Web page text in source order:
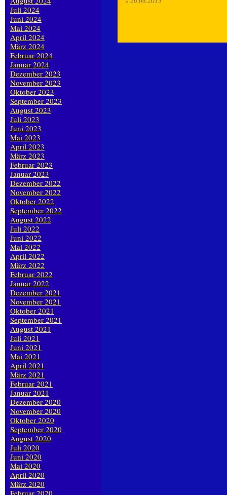
Juli 2024
Juni 2024
Mai 2024
April 2024
März 2024
Februar 2024
Januar 2024
Dezember 2023
November 2023
Oktober 2023
September 2023
August 2023
Juli 2023
Juni 2023
Mai 2023
April 2023
März 2023
Februar 2023
Januar 2023
Dezember 2022
November 2022
Oktober 2022
September 2022
August 2022
Juli 2022
Juni 2022
Mai 2022
April 2022
März 2022
Februar 2022
Januar 2022
Dezember 2021
November 2021
Oktober 2021
September 2021
August 2021
Juli 2021
Juni 2021
Mai 2021
April 2021
März 2021
Februar 2021
Januar 2021
Dezember 2020
November 2020
Oktober 2020
September 2020
August 2020
Juli 2020
Juni 2020
Mai 2020
April 2020
März 2020
Februar 2020